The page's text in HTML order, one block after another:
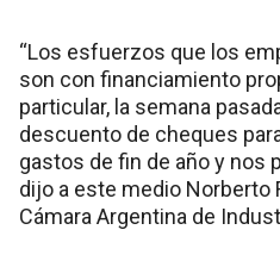
“Los esfuerzos que los
son con financiamiento
particular, la semana
descuento de cheques
gastos de fin de año y nos
dijo a este medio Norberto
Cámara Argentina de